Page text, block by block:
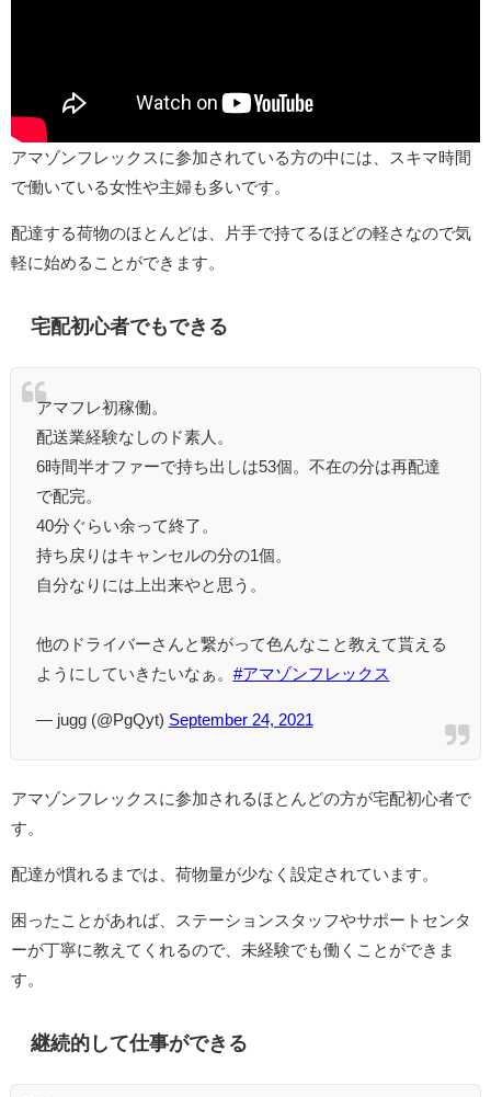
アマゾンフレックスに参加されている方の中には、スキマ時間
で働いている女性や主婦も多いです。
配達する荷物のほとんどは、片手で持てるほどの軽さなので気
軽に始めることができます。
宅配初心者でもできる
アマフレ初稼働。
配送業経験なしのド素人。
6時間半オファーで持ち出しは53個。不在の分は再配達
で配完。
40分ぐらい余って終了。
持ち戻りはキャンセルの分の1個。
自分なりには上出来やと思う。
他のドライバーさんと繋がって色んなこと教えて貰える
ようにしていきたいなぁ。 #アマゾンフレックス
— jugg (@PgQyt) September 24, 2021
アマゾンフレックスに参加されるほとんどの方が宅配初心者で
す。
配達が慣れるまでは、荷物量が少なく設定されています。
困ったことがあれば、ステーションスタッフやサポートセンタ
ーが丁寧に教えてくれるので、未経験でも働くことができま
す。
継続的して仕事ができる